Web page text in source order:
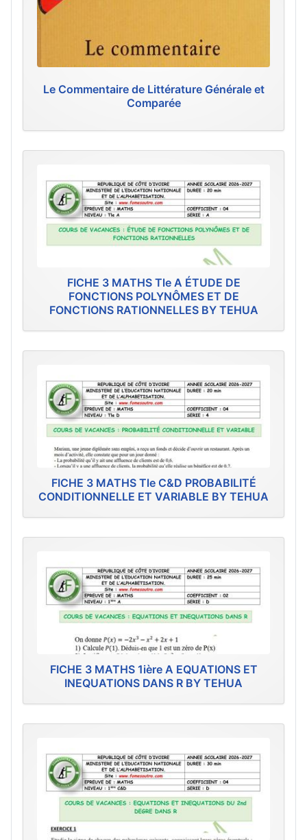
Le Commentaire de Littérature Générale et
Comparée
FICHE 3 MATHS Tle A ÉTUDE DE
FONCTIONS POLYNÔMES ET DE
FONCTIONS RATIONNELLES BY TEHUA
FICHE 3 MATHS Tle C&D PROBABILITÉ
CONDITIONNELLE ET VARIABLE BY TEHUA
FICHE 3 MATHS 1ière A EQUATIONS ET
INEQUATIONS DANS R BY TEHUA